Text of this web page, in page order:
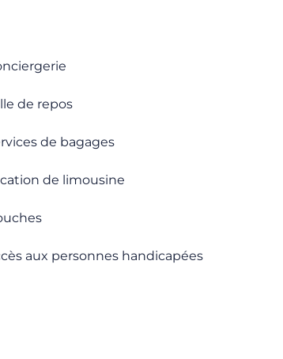
de repos
de bagages
de limousine
aux personnes handicapées